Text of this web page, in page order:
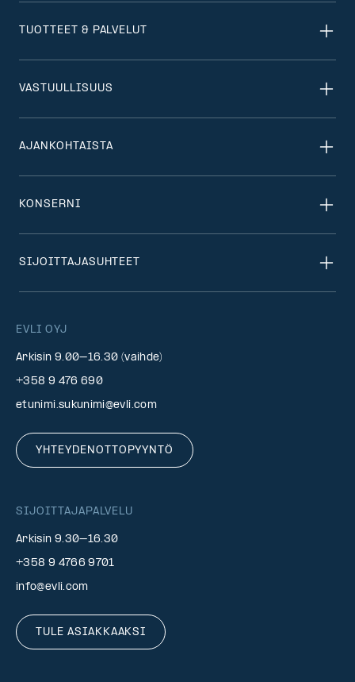
EVLI OYJ
Arkisin 9.00–16.30 (vaihde)
+358 9 476 690
etunimi.sukunimi@evli.com
YHTEYDENOTTOPYYNTÖ
SIJOITTAJAPALVELU
Arkisin 9.30–16.30
+358 9 4766 9701
info@evli.com
TULE ASIAKKAAKSI
TUOTTEET & PALVELUT
VASTUULLISUUS
AJANKOHTAISTA
KONSERNI
SIJOITTAJASUHTEET